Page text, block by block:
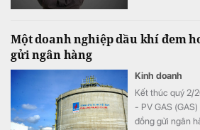
Một doanh nghiệp dầu khí đem
gửi ngân hàng
Kinh doanh
Kết thúc quý 2/
- PV GAS
đồng gửi ngân